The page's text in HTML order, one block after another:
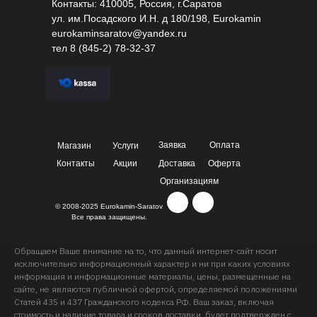
Контакты: 410005, Россия, г.Саратов
ул. им.Посадского И.Н. д 180/198, Eurokamin
eurokaminsaratov@yandex.ru
тел 8 (845-2) 78-32-37
Магазин
© 2008-2025 Eurokamin-Saratov
Все права защищены.
Услуги Заявка
Оплата
Акции
Контакты Доставка
Оферта
Организациям
Обращаем Ваше внимание на то, что данный интернет-сайт носит
исключительно информационный характер и ни при каких условиях
информация и информационные материалы, цены, размещенные на
сайте, не являются публичной офертой, определяемой положениями
Статей 435 и 437 Гражданского кодекса РФ. Ваш заказ, включая
стоимость и наличие товара и сроков доставки, будет подтвержден с